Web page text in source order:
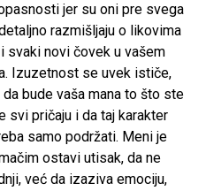
jer su oni pre svega
razmišljaju o likovima
svaki novi čovek u vašem
Izuzetnost se uvek ističe,
bude vaša mana to što ste
svi pričaju i da taj karakter
samo podržati. Meni je
ostavi utisak, da ne
već da izaziva emociju,